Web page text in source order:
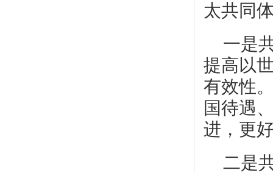
太共同
一是
提高以
有效性
国待遇
进，更
二是